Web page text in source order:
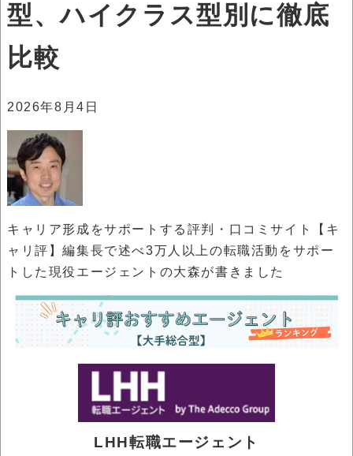
型、ハイクラス型別に徹底
比較
2026年8月4日
キャリア形成をサポートする評判・口コミサイト【キ
ャリ評】編集長で述べ3万人以上の転職活動をサポー
トした現役エージェントの大森が書きました
LHH転職エージェント